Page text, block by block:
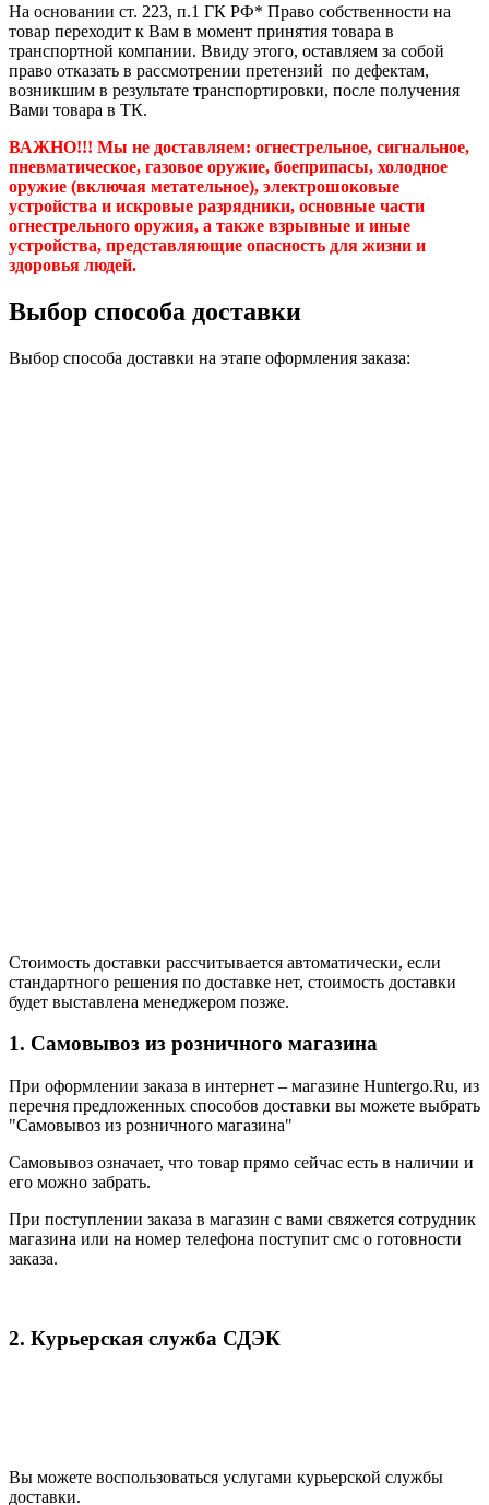
На основании ст. 223, п.1 ГК РФ* Право собственности на
товар переходит к Вам в момент принятия товара в
транспортной компании. Ввиду этого, оставляем за собой
право отказать в рассмотрении претензий по дефектам,
возникшим в результате транспортировки, после получения
Вами товара в ТК.
ВАЖНО!!! Мы не доставляем: огнестрельное, сигнальное,
пневматическое, газовое оружие, боеприпасы, холодное
оружие (включая метательное), электрошоковые
устройства и искровые разрядники, основные части
огнестрельного оружия, а также взрывные и иные
устройства, представляющие опасность для жизни и
здоровья людей.
Выбор способа доставки
Выбор способа доставки на этапе оформления заказа:
Стоимость доставки рассчитывается автоматически, если
стандартного решения по доставке нет, стоимость доставки
будет выставлена менеджером позже.
1. Самовывоз из розничного магазина
При оформлении заказа в интернет – магазине Huntergo.Ru, из
перечня предложенных способов доставки вы можете выбрать
"Самовывоз из розничного магазина"
Самовывоз означает, что товар прямо сейчас есть в наличии и
его можно забрать.
При поступлении заказа в магазин с вами свяжется сотрудник
магазина или на номер телефона поступит смс о готовности
заказа.
2. Курьерская служба СДЭК
Вы можете воспользоваться услугами курьерской службы
доставки.